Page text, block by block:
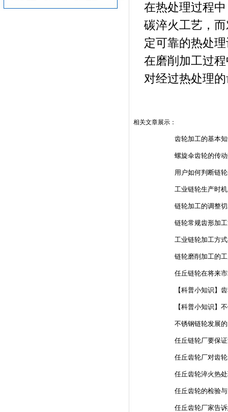
在热处理过程
碳淬火工艺，
定可靠的热处
在磨削加工过
对经过热处理
相关文章展示：
齿轮加工的基本
螺旋伞齿轮的传
用户如何判断链
工业链轮生产时
链轮加工的调整
链轮常规齿形加
工业链轮加工方
链轮磨削加工的
任丘链轮在将来
【科普小知识】
【科普小知识】
不锈钢链轮发展
任丘链轮厂要保
任丘齿轮厂对齿
任丘齿轮淬火热
任丘齿轮的检验
任丘齿轮厂家告